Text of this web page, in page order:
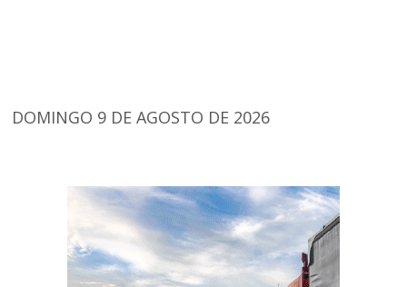
DOMINGO 9 DE AGOSTO DE 2026